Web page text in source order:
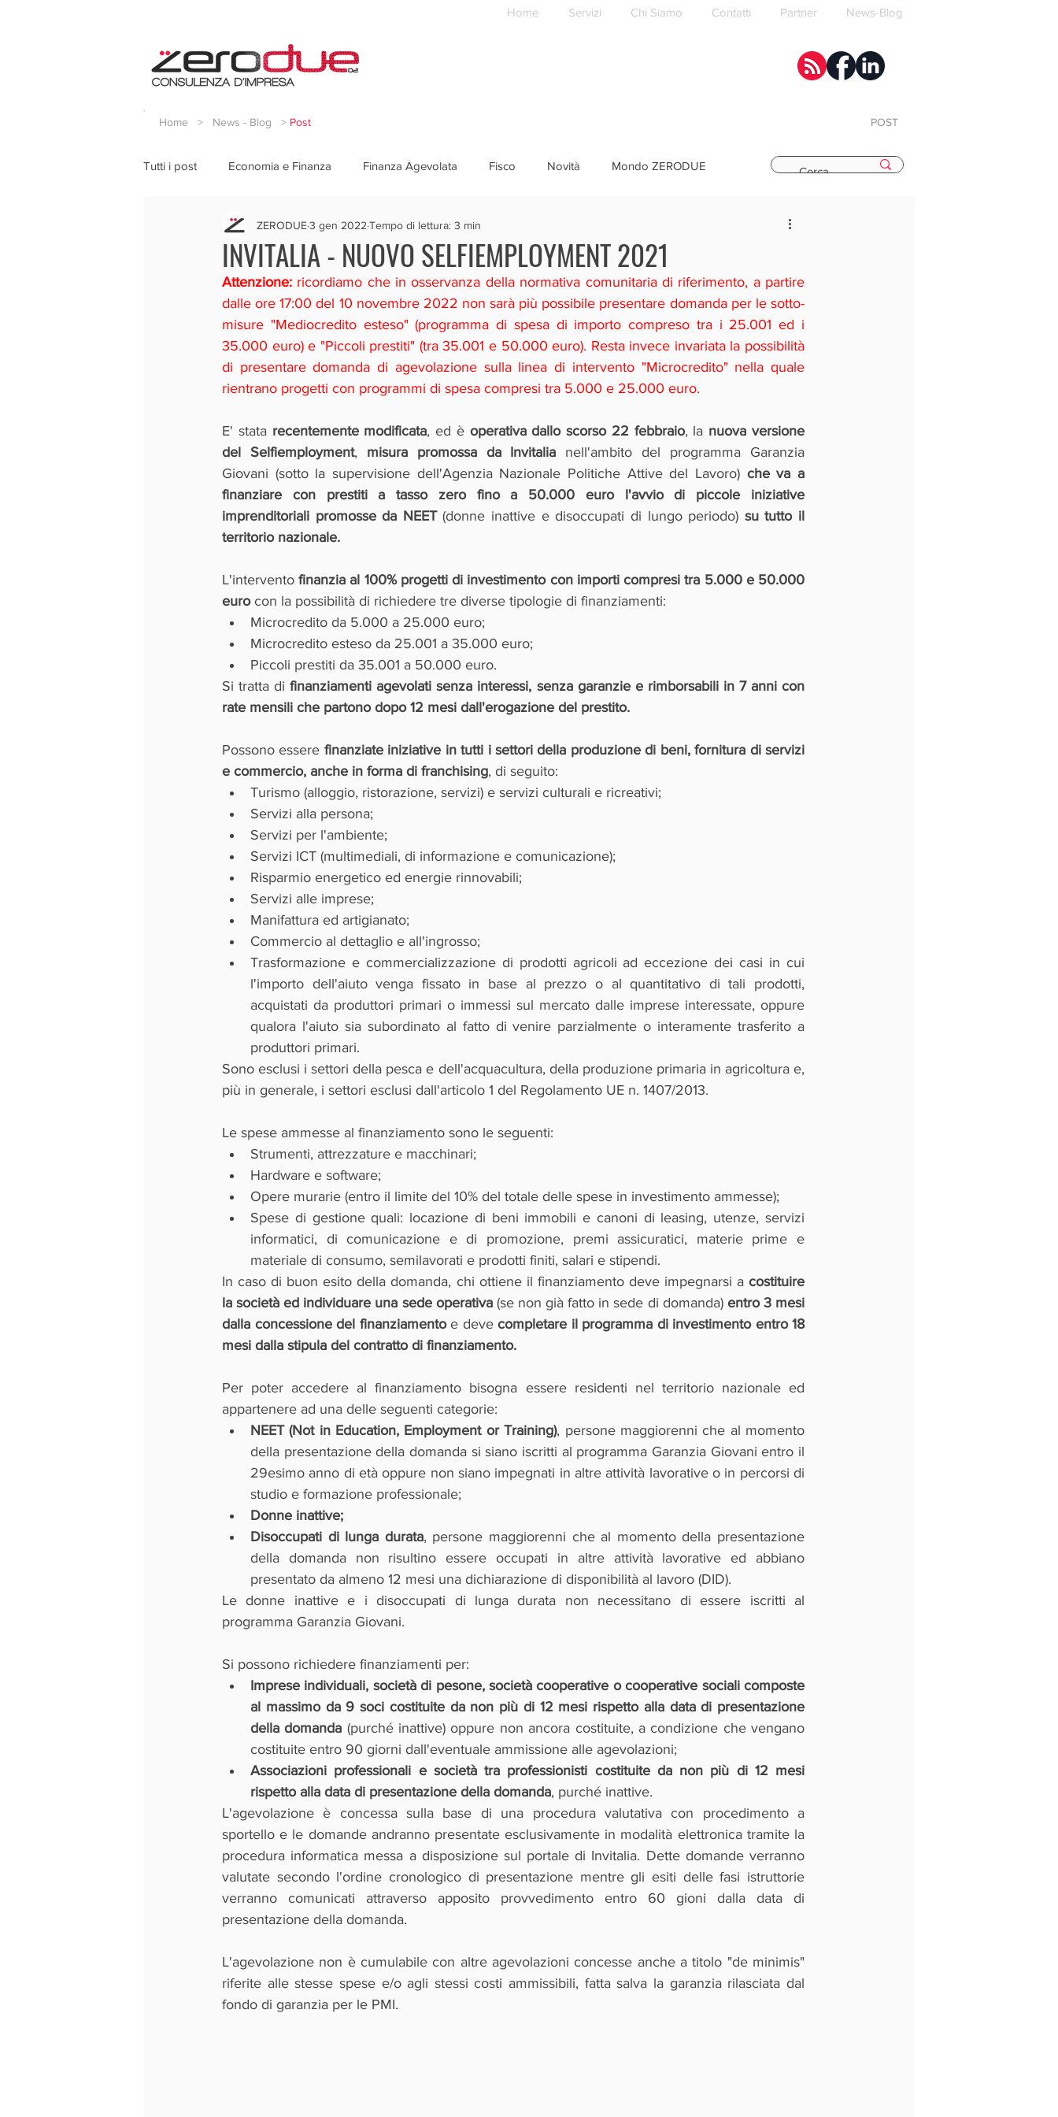
Home Servizi Chi Siamo Contatti Partner News-Blog
Home > News - Blog > Post POST
Tutti i post Economia e Finanza Finanza Agevolata Fisco Novità Mondo ZERODUE
INVITALIA - NUOVO SELFIEMPLOYMENT 2021
ZERODUE3 gen 2022 Tempo di lettura: 3 min
Attenzione: ricordiamo che in osservanza della normativa comunitaria di riferimento, a partire
dalle ore 17:00 del 10 novembre 2022 non sarà più possibile presentare domanda per le sotto-
misure "Mediocredito esteso" (programma di spesa di importo compreso tra i 25.001 ed i
35.000 euro) e "Piccoli prestiti" (tra 35.001 e 50.000 euro). Resta invece invariata la possibilità
di presentare domanda di agevolazione sulla linea di intervento "Microcredito" nella quale
rientrano progetti con programmi di spesa compresi tra 5.000 e 25.000 euro.
E' stata recentemente modificata, ed è operativa dallo scorso 22 febbraio, la nuova versione
del Selfiemployment, misura promossa da Invitalia nell'ambito del programma Garanzia
Giovani (sotto la supervisione dell'Agenzia Nazionale Politiche Attive del Lavoro) che va a
finanziare con prestiti a tasso zero fino a 50.000 euro l'avvio di piccole iniziative
imprenditoriali promosse da NEET (donne inattive e disoccupati di lungo periodo) su tutto il
territorio nazionale.
L'intervento finanzia al 100% progetti di investimento con importi compresi tra 5.000 e 50.000
euro con la possibilità di richiedere tre diverse tipologie di finanziamenti:
Microcredito da 5.000 a 25.000 euro;
Microcredito esteso da 25.001 a 35.000 euro;
Piccoli prestiti da 35.001 a 50.000 euro.
Si tratta di finanziamenti agevolati senza interessi, senza garanzie e rimborsabili in 7 anni con
rate mensili che partono dopo 12 mesi dall'erogazione del prestito.
Possono essere finanziate iniziative in tutti i settori della produzione di beni, fornitura di servizi
e commercio, anche in forma di franchising, di seguito:
Turismo (alloggio, ristorazione, servizi) e servizi culturali e ricreativi;
Servizi alla persona;
Servizi per l'ambiente;
Servizi ICT (multimediali, di informazione e comunicazione);
Risparmio energetico ed energie rinnovabili;
Servizi alle imprese;
Manifattura ed artigianato;
Commercio al dettaglio e all'ingrosso;
Trasformazione e commercializzazione di prodotti agricoli ad eccezione dei casi in cui
l'importo dell'aiuto venga fissato in base al prezzo o al quantitativo di tali prodotti,
acquistati da produttori primari o immessi sul mercato dalle imprese interessate, oppure
qualora l'aiuto sia subordinato al fatto di venire parzialmente o interamente trasferito a
produttori primari.
Sono esclusi i settori della pesca e dell'acquacultura, della produzione primaria in agricoltura e,
più in generale, i settori esclusi dall'articolo 1 del Regolamento UE n. 1407/2013.
Le spese ammesse al finanziamento sono le seguenti:
Strumenti, attrezzature e macchinari;
Hardware e software;
Opere murarie (entro il limite del 10% del totale delle spese in investimento ammesse);
Spese di gestione quali: locazione di beni immobili e canoni di leasing, utenze, servizi
informatici, di comunicazione e di promozione, premi assicuratici, materie prime e
materiale di consumo, semilavorati e prodotti finiti, salari e stipendi.
In caso di buon esito della domanda, chi ottiene il finanziamento deve impegnarsi a costituire
la società ed individuare una sede operativa (se non già fatto in sede di domanda) entro 3 mesi
dalla concessione del finanziamento e deve completare il programma di investimento entro 18
mesi dalla stipula del contratto di finanziamento.
Per poter accedere al finanziamento bisogna essere residenti nel territorio nazionale ed
appartenere ad una delle seguenti categorie:
NEET (Not in Education, Employment or Training), persone maggiorenni che al momento
della presentazione della domanda si siano iscritti al programma Garanzia Giovani entro il
29esimo anno di età oppure non siano impegnati in altre attività lavorative o in percorsi di
studio e formazione professionale;
Donne inattive;
Disoccupati di lunga durata, persone maggiorenni che al momento della presentazione
della domanda non risultino essere occupati in altre attività lavorative ed abbiano
presentato da almeno 12 mesi una dichiarazione di disponibilità al lavoro (DID).
Le donne inattive e i disoccupati di lunga durata non necessitano di essere iscritti al
programma Garanzia Giovani.
Si possono richiedere finanziamenti per:
Imprese individuali, società di pesone, società cooperative o cooperative sociali composte
al massimo da 9 soci costituite da non più di 12 mesi rispetto alla data di presentazione
della domanda (purché inattive) oppure non ancora costituite, a condizione che vengano
costituite entro 90 giorni dall'eventuale ammissione alle agevolazioni;
Associazioni professionali e società tra professionisti costituite da non più di 12 mesi
rispetto alla data di presentazione della domanda, purché inattive.
L'agevolazione è concessa sulla base di una procedura valutativa con procedimento a
sportello e le domande andranno presentate esclusivamente in modalità elettronica tramite la
procedura informatica messa a disposizione sul portale di Invitalia. Dette domande verranno
valutate secondo l'ordine cronologico di presentazione mentre gli esiti delle fasi istruttorie
verranno comunicati attraverso apposito provvedimento entro 60 gioni dalla data di
presentazione della domanda.
L'agevolazione non è cumulabile con altre agevolazioni concesse anche a titolo "de minimis"
riferite alle stesse spese e/o agli stessi costi ammissibili, fatta salva la garanzia rilasciata dal
fondo di garanzia per le PMI.